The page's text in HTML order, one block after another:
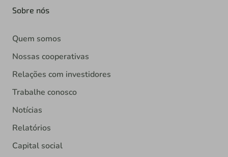
Sobre nós
Quem somos
Nossas cooperativas
Relações com investidores
Trabalhe conosco
Notícias
Relatórios
Capital social